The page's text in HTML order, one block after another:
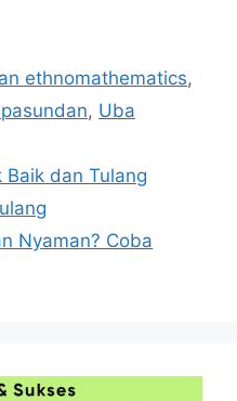
ethnomathematics,
, Uba
Baik dan Tulang
Nyaman? Coba